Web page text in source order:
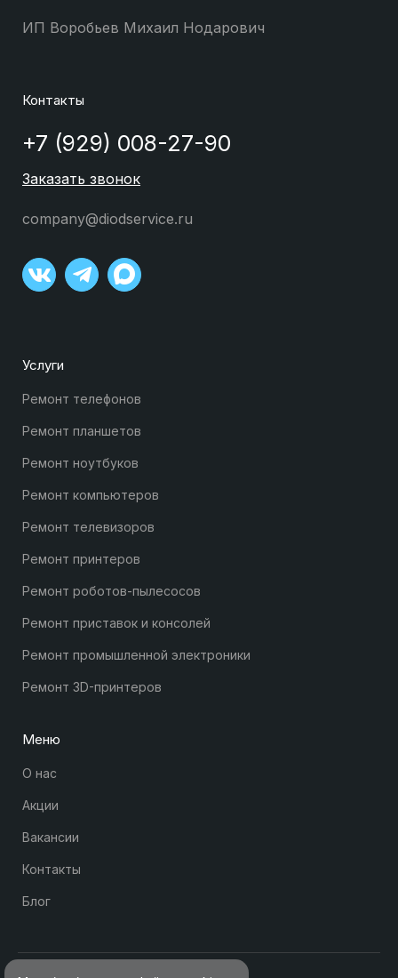
ИП Воробьев Михаил Нодарович
Контакты
+7 (929) 008-27-90
Заказать звонок
company@diodservice.ru
Услуги
Ремонт телефонов
Ремонт планшетов
Ремонт ноутбуков
Ремонт компьютеров
Ремонт телевизоров
Ремонт принтеров
Ремонт роботов-пылесосов
Ремонт приставок и консолей
Ремонт промышленной электроники
Ремонт 3D-принтеров
Меню
О нас
Акции
Вакансии
Контакты
Блог